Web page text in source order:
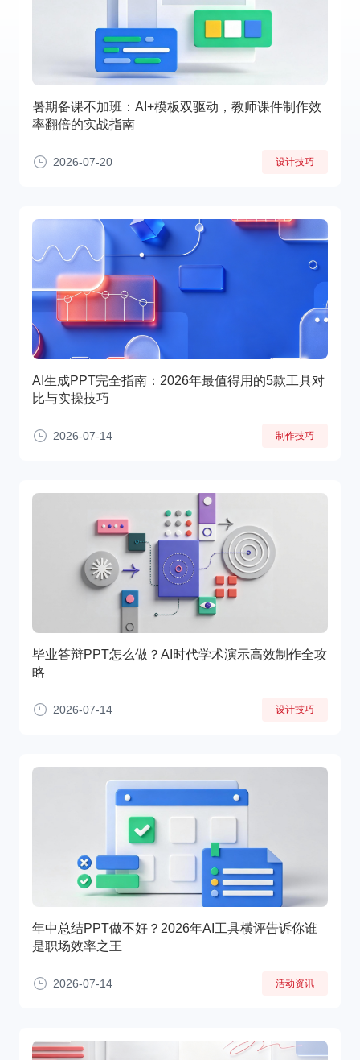
暑期备课不加班：AI+模板双驱动，教师课件制作效
率翻倍的实战指南
2026-07-20 设计技巧
AI生成PPT完全指南：2026年最值得用的5款工具对
比与实操技巧
2026-07-14 制作技巧
毕业答辩PPT怎么做？AI时代学术演示高效制作全攻
略
2026-07-14 设计技巧
年中总结PPT做不好？2026年AI工具横评告诉你谁
是职场效率之王
2026-07-14 活动资讯